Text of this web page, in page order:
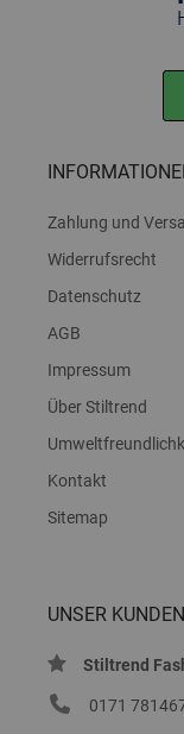
Zahlung und
Widerrufsrecht
Datenschutz
AGB
Impressum
Über Stiltrend
Kontakt
Sitemap
UNSER
Stiltrend
0171